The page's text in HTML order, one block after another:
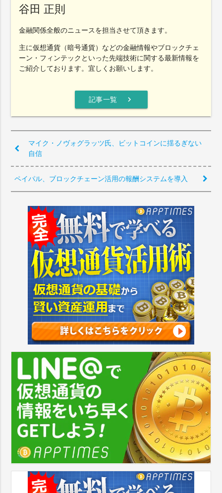
谷田 正則
金融関係全般のニュースを担当させて頂きます。
主に仮想通貨（暗号通貨）などの金融情報やブロックチェ
ーン・フィンテックといった先端技術に関する最新情報を
ご紹介しております。宜しくお願いします。
記事一覧 chevron_right
マイク・ノヴォグラッツ氏、ビットコインに揺るぎない
自信
ペイパル、ブロックチェーン活用の報酬システムを導入